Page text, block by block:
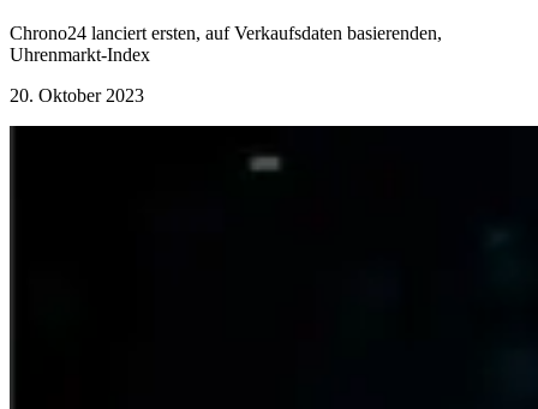
Chrono24 lanciert ersten, auf Verkaufsdaten basierenden,
Uhrenmarkt-Index
20. Oktober 2023